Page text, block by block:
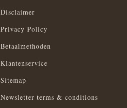
Disclaimer
Privacy Policy
Betaalmethoden
Klantenservice
Sitemap
Newsletter terms & conditions